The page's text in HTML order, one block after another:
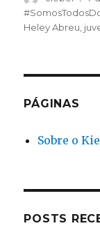
Heley Abreu,
PÁGINAS
Sobre o
POSTS